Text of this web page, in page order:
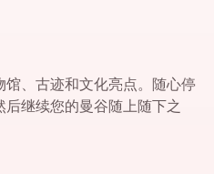
馆、古迹和文化亮点。随心停
继续您的曼谷随上随下之